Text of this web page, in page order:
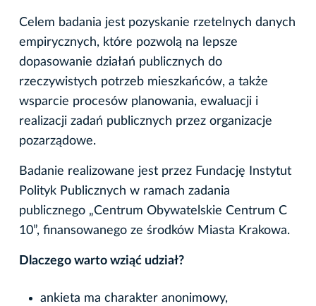
Celem badania jest pozyskanie rzetelnych danych
empirycznych, które pozwolą na lepsze
dopasowanie działań publicznych do
rzeczywistych potrzeb mieszkańców, a także
wsparcie procesów planowania, ewaluacji i
realizacji zadań publicznych przez organizacje
pozarządowe.
Badanie realizowane jest przez Fundację Instytut
Polityk Publicznych w ramach zadania
publicznego „Centrum Obywatelskie Centrum C
10”, finansowanego ze środków Miasta Krakowa.
Dlaczego warto wziąć udział?
ankieta ma charakter anonimowy,